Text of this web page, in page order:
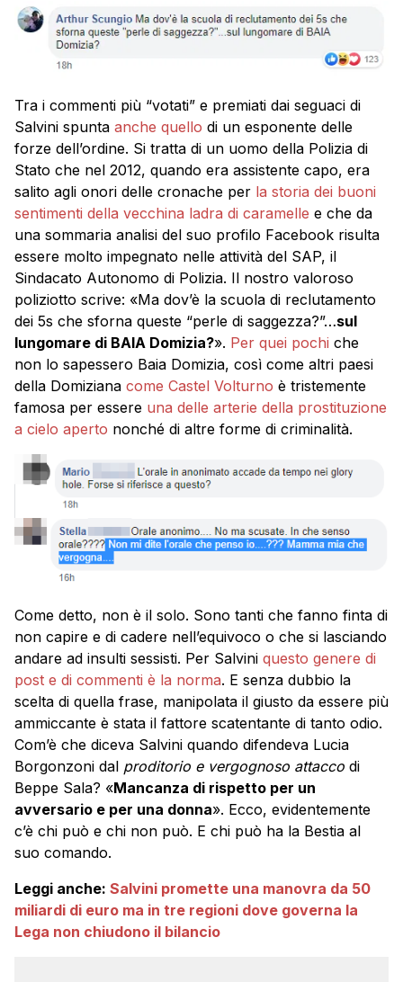
Tra i commenti più “votati” e premiati dai seguaci di
Salvini spunta anche quello di un esponente delle
forze dell’ordine. Si tratta di un uomo della Polizia di
Stato che nel 2012, quando era assistente capo, era
salito agli onori delle cronache per la storia dei buoni
sentimenti della vecchina ladra di caramelle e che da
una sommaria analisi del suo profilo Facebook risulta
essere molto impegnato nelle attività del SAP, il
Sindacato Autonomo di Polizia. Il nostro valoroso
poliziotto scrive: «Ma dov’è la scuola di reclutamento
dei 5s che sforna queste “perle di saggezza?”…sul
lungomare di BAIA Domizia?». Per quei pochi che
non lo sapessero Baia Domizia, così come altri paesi
della Domiziana come Castel Volturno è tristemente
famosa per essere una delle arterie della prostituzione
a cielo aperto nonché di altre forme di criminalità.
Come detto, non è il solo. Sono tanti che fanno finta di
non capire e di cadere nell’equivoco o che si lasciando
andare ad insulti sessisti. Per Salvini questo genere di
post e di commenti è la norma. E senza dubbio la
scelta di quella frase, manipolata il giusto da essere più
ammiccante è stata il fattore scatentante di tanto odio.
Com’è che diceva Salvini quando difendeva Lucia
Borgonzoni dal proditorio e vergognoso attacco di
Beppe Sala? «Mancanza di rispetto per un
avversario e per una donna». Ecco, evidentemente
c’è chi può e chi non può. E chi può ha la Bestia al
suo comando.
Leggi anche: Salvini promette una manovra da 50
miliardi di euro ma in tre regioni dove governa la
Lega non chiudono il bilancio